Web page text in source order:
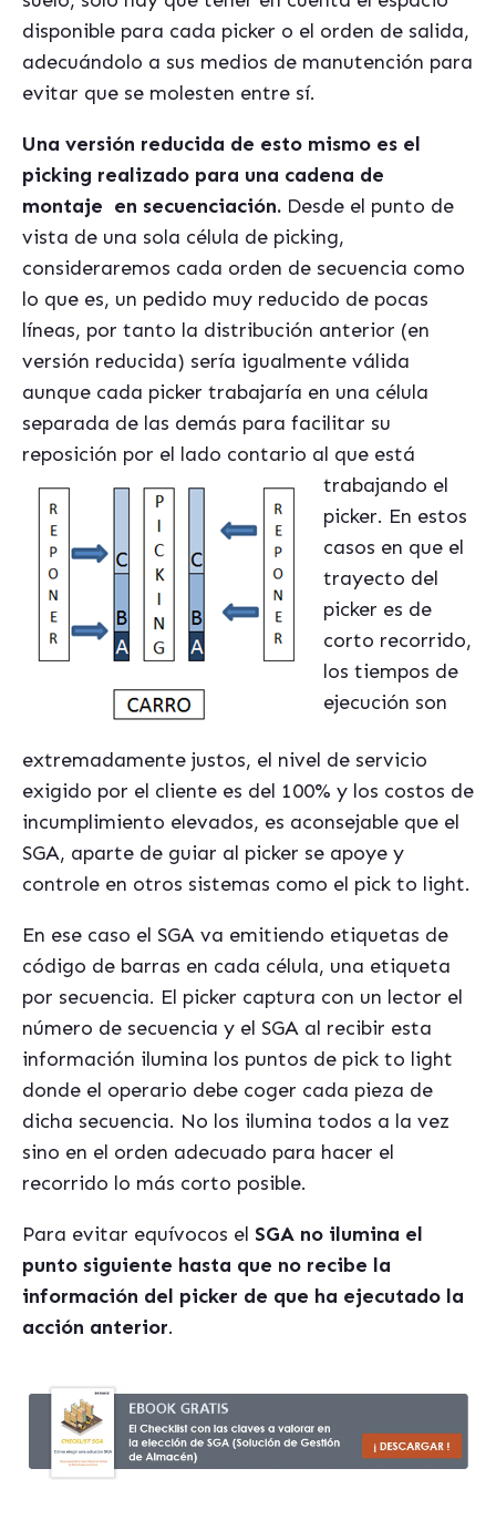
disponible para cada picker o el orden de salida,
adecuándolo a sus medios de manutención para
evitar que se molesten entre sí.
Una versión reducida de esto mismo es el
picking realizado para una cadena de
montaje en secuenciación. Desde el punto de
vista de una sola célula de picking,
consideraremos cada orden de secuencia como
lo que es, un pedido muy reducido de pocas
líneas, por tanto la distribución anterior (en
versión reducida) sería igualmente válida
aunque cada picker trabajaría en una célula
separada de las demás para facilitar su
reposición por el lado contario al que está
trabajando el
picker. En estos
casos en que el
trayecto del
picker es de
corto recorrido,
los tiempos de
ejecución son
extremadamente justos, el nivel de servicio
exigido por el cliente es del 100% y los costos de
incumplimiento elevados, es aconsejable que el
SGA, aparte de guiar al picker se apoye y
controle en otros sistemas como el pick to light.
En ese caso el SGA va emitiendo etiquetas de
código de barras en cada célula, una etiqueta
por secuencia. El picker captura con un lector el
número de secuencia y el SGA al recibir esta
información ilumina los puntos de pick to light
donde el operario debe coger cada pieza de
dicha secuencia. No los ilumina todos a la vez
sino en el orden adecuado para hacer el
recorrido lo más corto posible.
Para evitar equívocos el SGA no ilumina el
punto siguiente hasta que no recibe la
información del picker de que ha ejecutado la
acción anterior.